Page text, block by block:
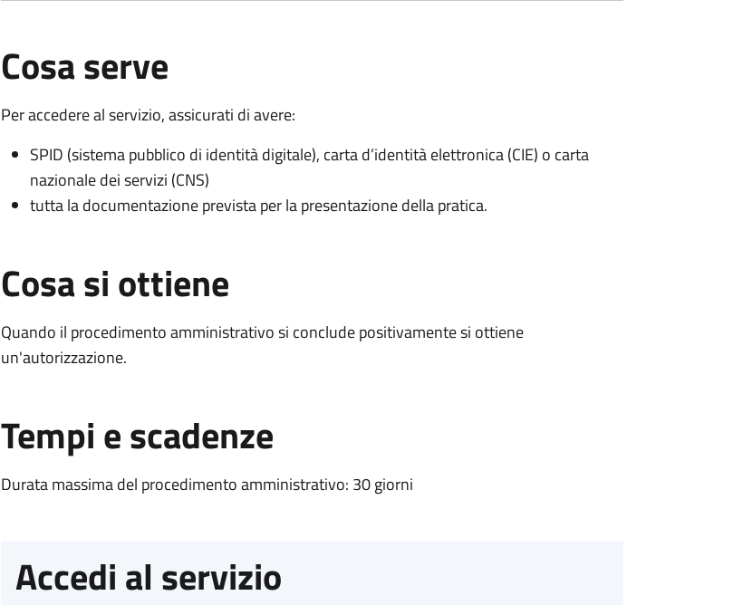
Cosa serve
Per accedere al servizio, assicurati di avere:
SPID (sistema pubblico di identità digitale), carta d’identità elettronica (CIE) o carta
nazionale dei servizi (CNS)
tutta la documentazione prevista per la presentazione della pratica.
Cosa si ottiene
Quando il procedimento amministrativo si conclude positivamente si ottiene
un'autorizzazione.
Tempi e scadenze
Durata massima del procedimento amministrativo: 30 giorni
Accedi al servizio